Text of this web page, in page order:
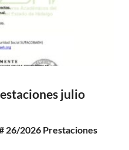
julio
26/2026 Prestaciones